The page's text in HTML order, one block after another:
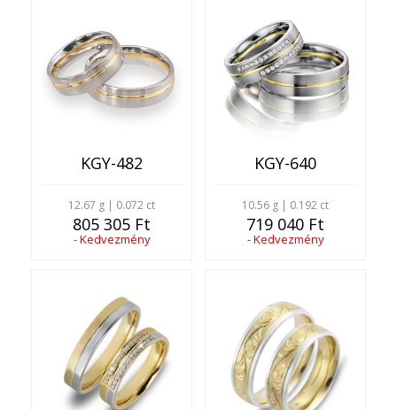
KGY-482
12.67 g | 0.072 ct
805 305 Ft
- Kedvezmény
KGY-640
10.56 g | 0.192 ct
719 040 Ft
- Kedvezmény